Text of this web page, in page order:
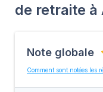
de retraite à
Note globale
Comment sont notées les